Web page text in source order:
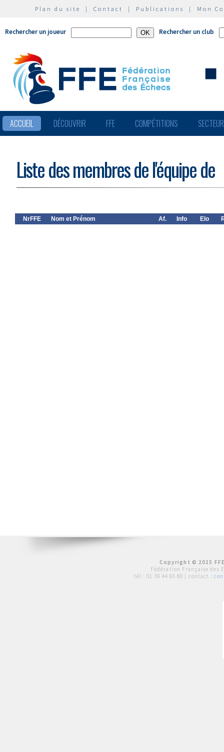
Plan du site | Contact | Publications | Mon
Rechercher un joueur Rechercher un club
ACCUEIL DÉCOUVRIR FFE COMPÉTITIONS
Liste des membres de l'équipe de
NrFFE Nom et Prénom Af. Info Elo
Copyright © 2015
Fédération Française des
tél : 01 39 44 65 80 | contact :